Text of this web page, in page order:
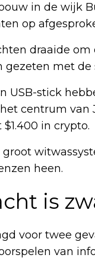
in de wijk
op
draaide
gezeten met
USB-stick
centrum van
$1.400 in crypto.
heen.
is
voor twee
van